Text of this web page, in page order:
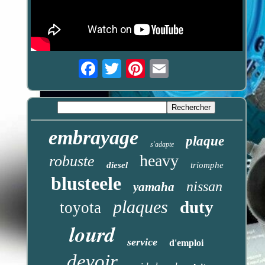
Email
embrayage s'adapte plaque
robuste diesel heavy triomphe
blusteele yamaha nissan
toyota plaques duty
lourd service d'emploi